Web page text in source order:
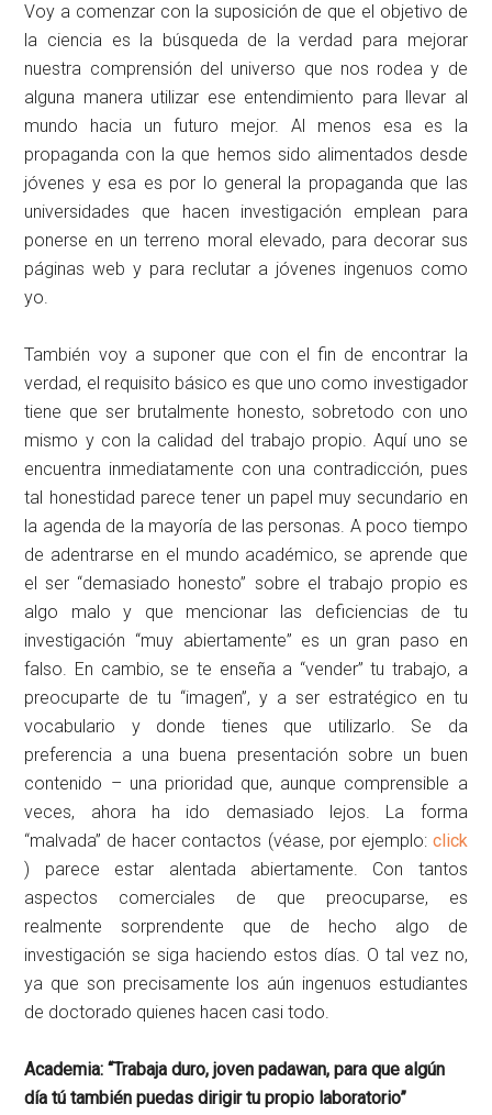
Voy a comenzar con la suposición de que el objetivo de
la ciencia es la búsqueda de la verdad para mejorar
nuestra comprensión del universo que nos rodea y de
alguna manera utilizar ese entendimiento para llevar al
mundo hacia un futuro mejor. Al menos esa es la
propaganda con la que hemos sido alimentados desde
jóvenes y esa es por lo general la propaganda que las
universidades que hacen investigación emplean para
ponerse en un terreno moral elevado, para decorar sus
páginas web y para reclutar a jóvenes ingenuos como
yo.
También voy a suponer que con el fin de encontrar la
verdad, el requisito básico es que uno como investigador
tiene que ser brutalmente honesto, sobretodo con uno
mismo y con la calidad del trabajo propio. Aquí uno se
encuentra inmediatamente con una contradicción, pues
tal honestidad parece tener un papel muy secundario en
la agenda de la mayoría de las personas. A poco tiempo
de adentrarse en el mundo académico, se aprende que
el ser “demasiado honesto” sobre el trabajo propio es
algo malo y que mencionar las deficiencias de tu
investigación “muy abiertamente” es un gran paso en
falso. En cambio, se te enseña a “vender” tu trabajo, a
preocuparte de tu “imagen”, y a ser estratégico en tu
vocabulario y donde tienes que utilizarlo. Se da
preferencia a una buena presentación sobre un buen
contenido – una prioridad que, aunque comprensible a
veces, ahora ha ido demasiado lejos. La forma
“malvada” de hacer contactos (véase, por ejemplo: click
) parece estar alentada abiertamente. Con tantos
aspectos comerciales de que preocuparse, es
realmente sorprendente que de hecho algo de
investigación se siga haciendo estos días. O tal vez no,
ya que son precisamente los aún ingenuos estudiantes
de doctorado quienes hacen casi todo.
Academia: “Trabaja duro, joven padawan, para que algún
día tú también puedas dirigir tu propio laboratorio”